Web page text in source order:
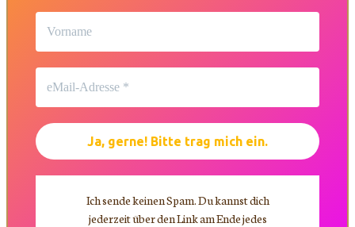
Ich sende keinen Spam. Du kannst dich
jederzeit über den Link am Ende jedes